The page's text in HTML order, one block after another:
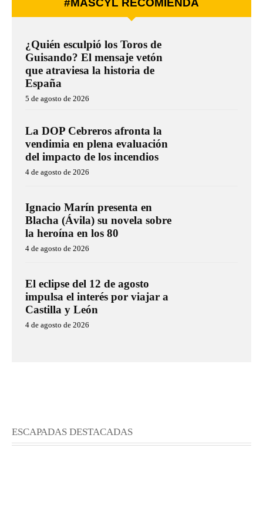
#MÁSCYL RECOMIENDA
¿Quién esculpió los Toros de
Guisando? El mensaje vetón
que atraviesa la historia de
España
5 de agosto de 2026
La DOP Cebreros afronta la
vendimia en plena evaluación
del impacto de los incendios
4 de agosto de 2026
Ignacio Marín presenta en
Blacha (Ávila) su novela sobre
la heroína en los 80
4 de agosto de 2026
El eclipse del 12 de agosto
impulsa el interés por viajar a
Castilla y León
4 de agosto de 2026
ESCAPADAS DESTACADAS